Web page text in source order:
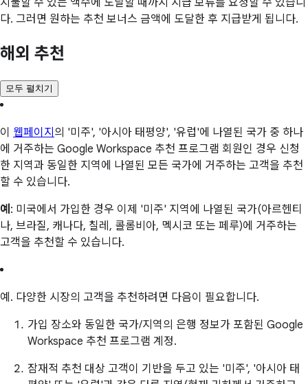
지불할 수 있는 액수에 도달할 때까지 지급 보류를 요청할 수 있습니
다. 그러면 원하는 추천 보너스 금액에 도달한 후 지급받게 됩니다.
해외 추천
모두 펼치기
이 웹페이지 의 '미주', '아시아 태평양', '유럽'에 나열된 국가 중 하나
에 거주하는 Google Workspace 추천 프로그램 회원인 경우 신청
한 지역과 동일한 지역에 나열된 모든 국가에 거주하는 고객을 추천
할 수 있습니다.
예 : 미국에서 가입한 경우 이제 '미주' 지역에 나열된 국가(아르헨티
나, 브라질, 캐나다, 칠레, 콜롬비아, 멕시코 또는 페루)에 거주하는
고객을 추천할 수 있습니다.
예. 다양한 시장의 고객을 추천하려면 다음이 필요합니다.
가입 장소와 동일한 국가/지역의 은행 정보가 포함된 Google
Workspace 추천 프로그램 계정.
잠재적 추천 대상 고객이 기반을 두고 있는 '미주', '아시아 태